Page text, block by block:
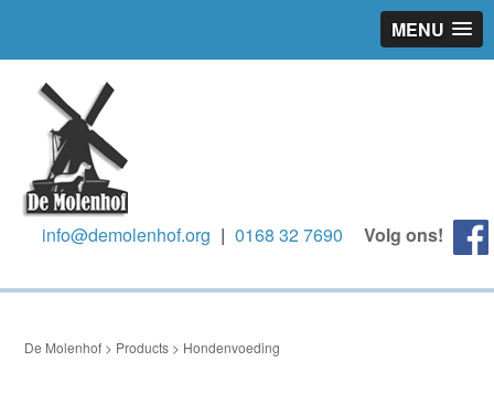
MENU
info@demolenhof.org | 0168 32 7690 Volg ons!
De Molenhof > Products > Hondenvoeding